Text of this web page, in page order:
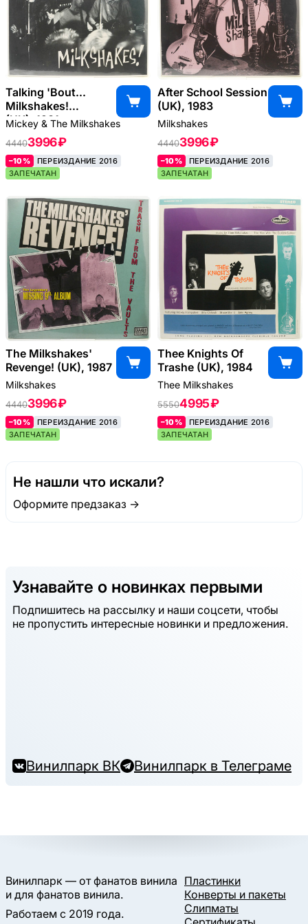
Talking 'Bout...
Milkshakes!
(UK), 1981
Mickey & The Milkshakes
44403996 ₽
–10%
ПЕРЕИЗДАНИЕ 2016
ЗАПЕЧАТАН
After School Session
(UK), 1983
Milkshakes
44403996 ₽
–10%
ПЕРЕИЗДАНИЕ 2016
ЗАПЕЧАТАН
The Milkshakes'
Revenge! (UK), 1987
Milkshakes
44403996 ₽
–10%
ПЕРЕИЗДАНИЕ 2016
ЗАПЕЧАТАН
Thee Knights Of
Trashe (UK), 1984
Thee Milkshakes
55504995 ₽
–10%
ПЕРЕИЗДАНИЕ 2016
ЗАПЕЧАТАН
Не нашли что искали?
Оформите предзаказ →
Узнавайте о новинках первыми
Подпишитесь на рассылку и наши соцсети, чтобы
не пропустить интересные новинки и предложения.
Винилпарк ВК Винилпарк в Телеграме
Винилпарк — от фанатов винила
и для фанатов винила.
Работаем с 2019 года.
Пластинки
Конверты и пакеты
Слипматы